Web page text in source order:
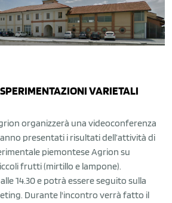
VARIETALI
organizzerà una videoconferenza
presentati i risultati dell’attività di
piemontese Agrion su
frutti (mirtillo e lampone).
14.30 e potrà essere seguito sulla
Durante l'incontro verrà fatto il